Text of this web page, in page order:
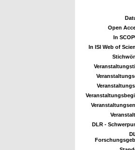
Open
In
In ISI Web of
DLR -